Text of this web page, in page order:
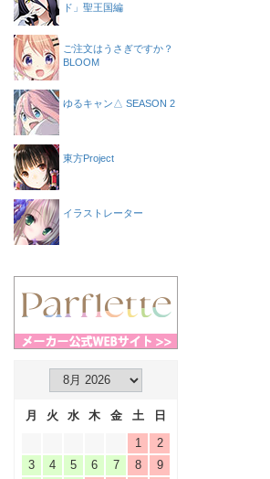
ド」聖王国編
ご注文はうさぎですか？
BLOOM
ゆるキャン△ SEASON 2
東方Project
イラストレーター
月 火 水 木 金 土
日
1
2
3
4 5 6 7 8
9